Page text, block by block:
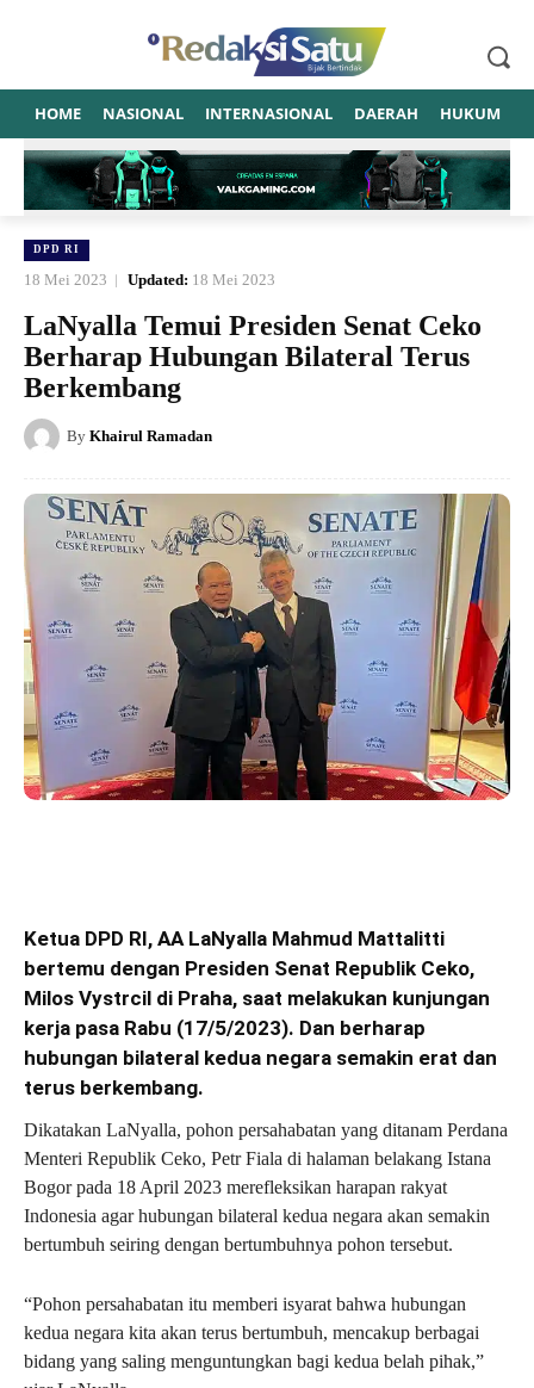
HOME NASIONAL INTERNASIONAL DAERAH HUKUM
DPD RI
18 Mei 2023 Updated: 18 Mei 2023
LaNyalla Temui Presiden Senat Ceko
Berharap Hubungan Bilateral Terus
Berkembang
By Khairul Ramadan
Ketua DPD RI, AA LaNyalla Mahmud Mattalitti
bertemu dengan Presiden Senat Republik Ceko,
Milos Vystrcil di Praha, saat melakukan kunjungan
kerja pasa Rabu (17/5/2023). Dan berharap
hubungan bilateral kedua negara semakin erat dan
terus berkembang.
Dikatakan LaNyalla, pohon persahabatan yang ditanam Perdana
Menteri Republik Ceko, Petr Fiala di halaman belakang Istana
Bogor pada 18 April 2023 merefleksikan harapan rakyat
Indonesia agar hubungan bilateral kedua negara akan semakin
bertumbuh seiring dengan bertumbuhnya pohon tersebut.
“Pohon persahabatan itu memberi isyarat bahwa hubungan
kedua negara kita akan terus bertumbuh, mencakup berbagai
bidang yang saling menguntungkan bagi kedua belah pihak,”